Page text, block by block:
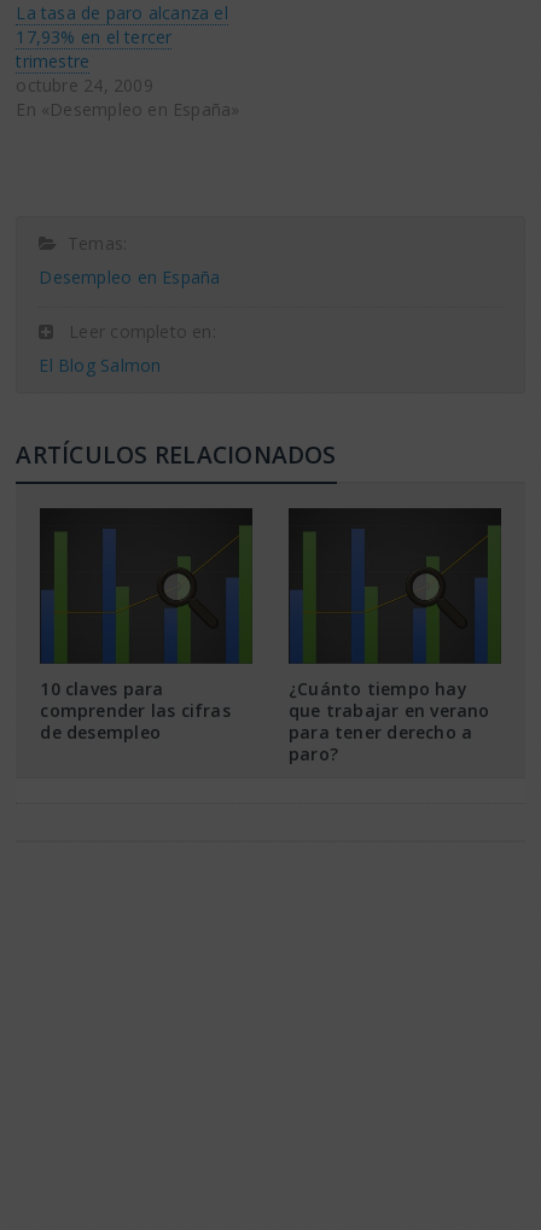
La tasa de paro alcanza el
17,93% en el tercer
trimestre
octubre 24, 2009
En «Desempleo en España»
Temas:
Desempleo en España
Leer completo en:
El Blog Salmon
ARTÍCULOS RELACIONADOS
10 claves para
comprender las cifras
de desempleo
¿Cuánto tiempo hay
que trabajar en verano
para tener derecho a
paro?